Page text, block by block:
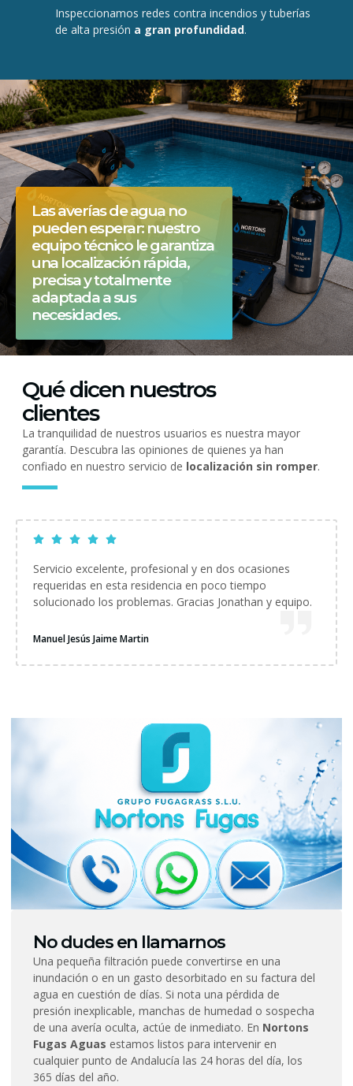
Inspeccionamos redes contra incendios y tuberías
de alta presión a gran profundidad.
Las averías de agua no
pueden esperar: nuestro
equipo técnico le garantiza
una localización rápida,
precisa y totalmente
adaptada a sus
necesidades.
Qué dicen nuestros
clientes
La tranquilidad de nuestros usuarios es nuestra mayor
garantía. Descubra las opiniones de quienes ya han
confiado en nuestro servicio de localización sin romper.
Servicio excelente, profesional y en dos ocasiones
requeridas en esta residencia en poco tiempo
solucionado los problemas. Gracias Jonathan y equipo.
Manuel Jesús Jaime Martin
No dudes en llamarnos
Una pequeña filtración puede convertirse en una
inundación o en un gasto desorbitado en su factura del
agua en cuestión de días. Si nota una pérdida de
presión inexplicable, manchas de humedad o sospecha
de una avería oculta, actúe de inmediato. En Nortons
Fugas Aguas estamos listos para intervenir en
cualquier punto de Andalucía las 24 horas del día, los
365 días del año.